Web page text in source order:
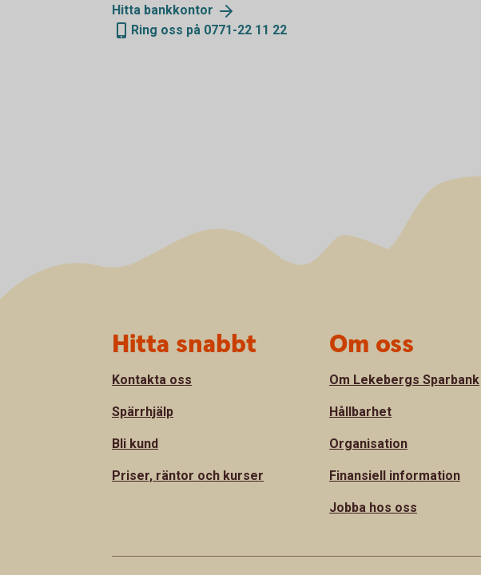
Hitta bankkontor
Ring oss på 0771-22 11 22
Hitta snabbt
Kontakta oss
Spärrhjälp
Bli kund
Priser, räntor och kurser
Om oss
Om Lekebergs Sparbank
Hållbarhet
Organisation
Finansiell information
Jobba hos oss